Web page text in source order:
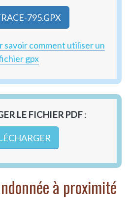
795.GPX
savoir comment utiliser un
gpx
LE FICHIER PDF:
à proximité